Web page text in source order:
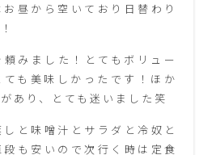
昼から空いており日替わり
みました！とてもボリュー
も美味しかったです！ほか
あり、とても迷いました笑
と味噌汁とサラダと冷奴と
も安いので次行く時は定食